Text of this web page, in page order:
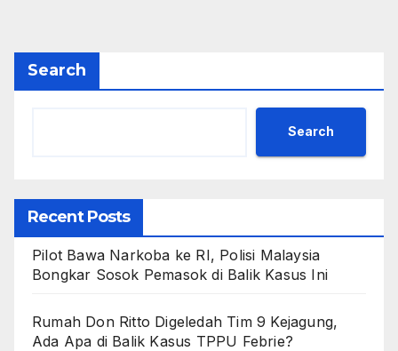
Search
Search
Recent Posts
Pilot Bawa Narkoba ke RI, Polisi Malaysia
Bongkar Sosok Pemasok di Balik Kasus Ini
Rumah Don Ritto Digeledah Tim 9 Kejagung,
Ada Apa di Balik Kasus TPPU Febrie?